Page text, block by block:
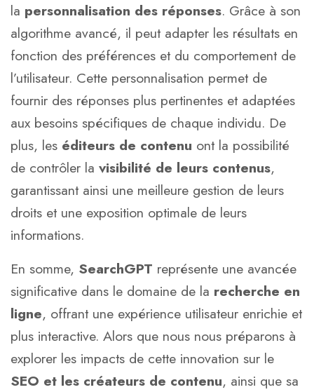
la personnalisation des réponses. Grâce à son
algorithme avancé, il peut adapter les résultats en
fonction des préférences et du comportement de
l’utilisateur. Cette personnalisation permet de
fournir des réponses plus pertinentes et adaptées
aux besoins spécifiques de chaque individu. De
plus, les éditeurs de contenu ont la possibilité
de contrôler la visibilité de leurs contenus,
garantissant ainsi une meilleure gestion de leurs
droits et une exposition optimale de leurs
informations.
En somme, SearchGPT représente une avancée
significative dans le domaine de la recherche en
ligne, offrant une expérience utilisateur enrichie et
plus interactive. Alors que nous nous préparons à
explorer les impacts de cette innovation sur le
SEO et les créateurs de contenu, ainsi que sa